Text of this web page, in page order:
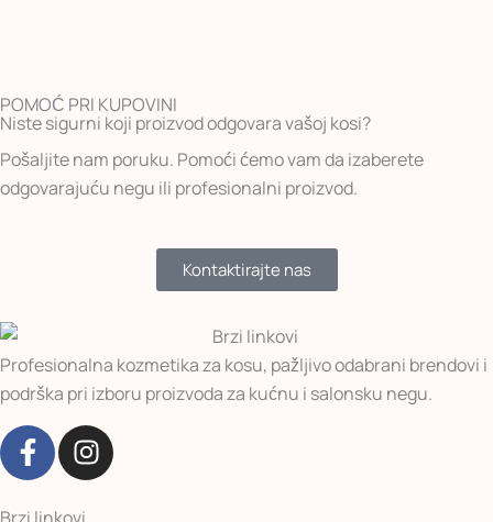
POMOĆ PRI KUPOVINI
Niste sigurni koji proizvod odgovara vašoj kosi?
Pošaljite nam poruku. Pomoći ćemo vam da izaberete
odgovarajuću negu ili profesionalni proizvod.
Kontaktirajte nas
Profesionalna kozmetika za kosu, pažljivo odabrani brendovi i
podrška pri izboru proizvoda za kućnu i salonsku negu.
F
a
c
I
n
s